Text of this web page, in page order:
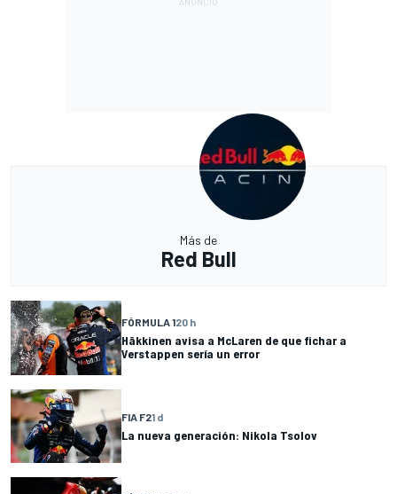
Más de
Red Bull
FÓRMULA 120 h
Häkkinen avisa a McLaren de que fichar a
Verstappen sería un error
FIA F21 d
La nueva generación: Nikola Tsolov